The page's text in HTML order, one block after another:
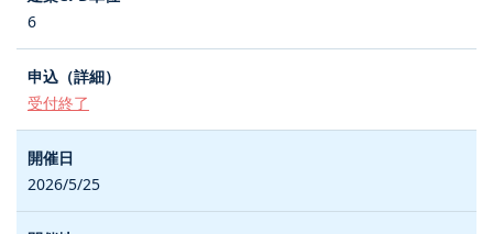
6
受付終了
2026/5/25